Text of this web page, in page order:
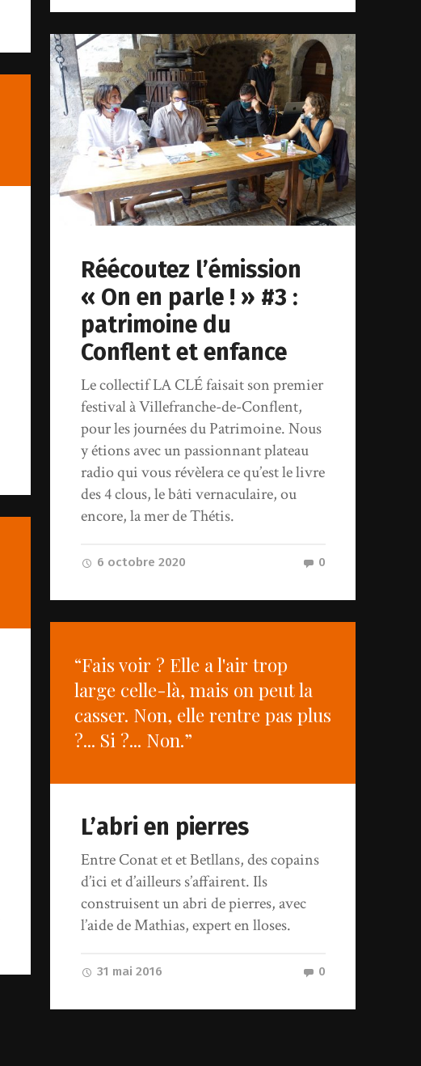
Réécoutez l’émission
« On en parle ! » #3 :
patrimoine du
Conflent et enfance
Le collectif LA CLÉ faisait son premier
festival à Villefranche-de-Conflent,
pour les journées du Patrimoine. Nous
y étions avec un passionnant plateau
radio qui vous révèlera ce qu’est le livre
des 4 clous, le bâti vernaculaire, ou
encore, la mer de Thétis.
6 octobre 2020 0
“Fais voir ? Elle a l'air trop
large celle-là, mais on peut la
casser. Non, elle rentre pas plus
?... Si ?... Non.”
L’abri en pierres
Entre Conat et et Betllans, des copains
d’ici et d’ailleurs s’affairent. Ils
construisent un abri de pierres, avec
l’aide de Mathias, expert en lloses.
31 mai 2016 0